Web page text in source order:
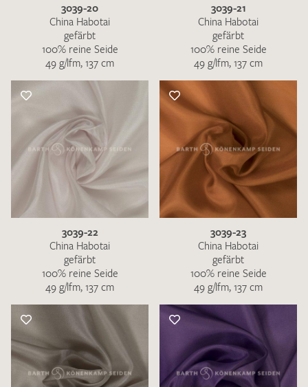
3039-20
China Habotai
gefärbt
100% reine Seide
49 g/lfm, 137 cm
3039-21
China Habotai
gefärbt
100% reine Seide
49 g/lfm, 137 cm
3039-22
China Habotai
gefärbt
100% reine Seide
49 g/lfm, 137 cm
3039-23
China Habotai
gefärbt
100% reine Seide
49 g/lfm, 137 cm